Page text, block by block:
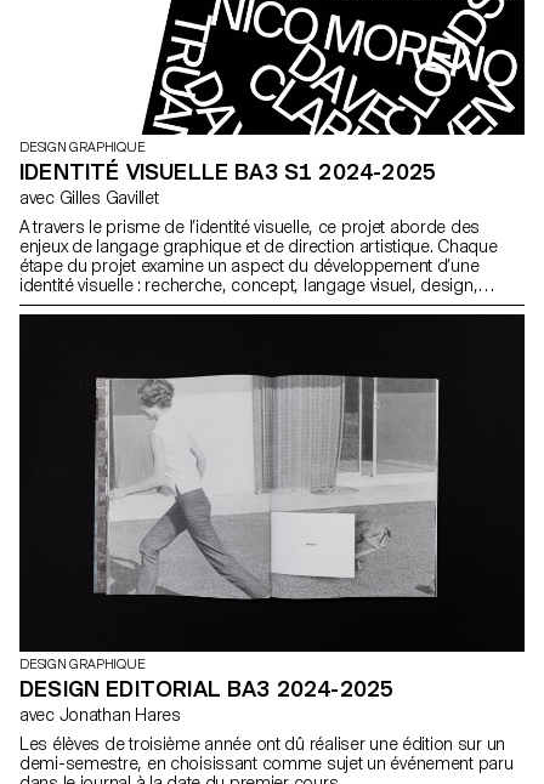
DESIGN GRAPHIQUE
IDENTITÉ VISUELLE BA3 S1 2024-2025
avec Gilles Gavillet
A travers le prisme de l’identité visuelle, ce projet aborde des
enjeux de langage graphique et de direction artistique. Chaque
étape du projet examine un aspect du développement d’une
identité visuelle : recherche, concept, langage visuel, design,
communication.
DESIGN GRAPHIQUE
DESIGN EDITORIAL BA3 2024-2025
avec Jonathan Hares
Les élèves de troisième année ont dû réaliser une édition sur un
demi-semestre, en choisissant comme sujet un événement paru